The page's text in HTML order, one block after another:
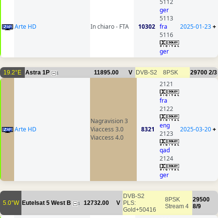
Arte HD In chiaro - FTA 10302
5112
ger
5113
fra
5116
ger
2025-01-23+
19.2°E Astra 1P 1 11895.00 V DVB-S2 8PSK 29700 2/3
Arte HD
Nagravision 3
Viaccess 3.0
Viaccess 4.0
8321
2121
fra
2122
eng
2123
qad
2124
ger
2025-03-20+
5.0°W Eutelsat 5 West B 1 12732.00 V
DVB-S2
PLS:
Gold+50416
8PSK
Stream 4
29500
8/9